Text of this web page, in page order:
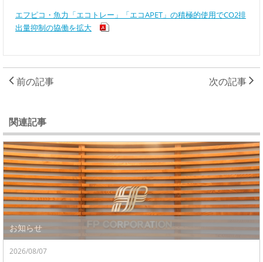
エフピコ・魚力「エコトレー」「エコAPET」の積極的使用でCO2排
出量抑制の協働を拡大
前の記事 次の記事
関連記事
お知らせ
2026/08/07